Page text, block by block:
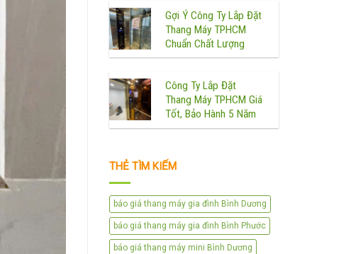
Gợi Ý Công Ty Lắp Đặt
Thang Máy TPHCM
Chuẩn Chất Lượng
Công Ty Lắp Đặt
Thang Máy TPHCM Giá
Tốt, Bảo Hành 5 Năm
THẺ TÌM KIẾM
báo giá thang máy gia đình Bình Dương
báo giá thang máy gia đình Bình Phước
báo giá thang máy mini Bình Dương